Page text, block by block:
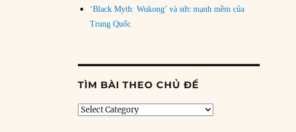
‘Black Myth: Wukong’ và sức mạnh mềm của
Trung Quốc
TÌM BÀI THEO CHỦ ĐỀ
Tìm